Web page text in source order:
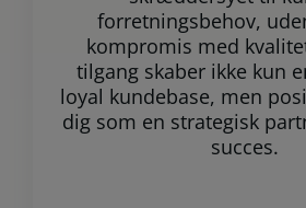
forretningsbehov,
kompromis med
tilgang skaber ikke kun
loyal kundebase, men
dig som en strategisk
succes.